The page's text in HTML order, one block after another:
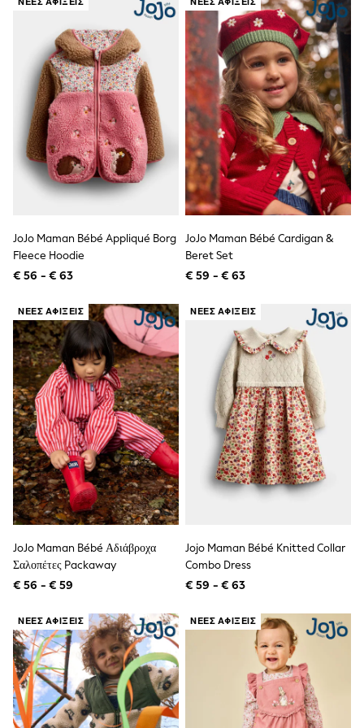
Sandals & Sliders
Rash Vests
Sun Safe Swimwear
Sun Hats & Caps
Shop All Footwear
New In
Trainers
Pram Shoes
School Shoes
Slippers
Boots
Wellies
Wide Fit
Trousers
Shorts
Shirts
Knitwear & Jumpers
Boys Shoes
Coats & Jackets
Sports & Swimwear
School Bags
Stationery
Underwear & Socks
All Occasionwear
Communion
Wedding
Shirts
Trousers
Shoes
Suit Jackets
Suit Trousers
Ties
New In
Pyjamas
Socks
All Accessories
New In
Bags
Hats
Denim Jackets
Raincoats
Waterproof
JoJo Maman Bébé Appliqué Borg
Fleece Hoodie
€ 56 - € 63
JoJo Maman Bébé Cardigan &
Beret Set
€ 59 - € 63
ΝΈΕΣ ΑΦΊΞΕΙΣ
JoJo Maman Bébé Αδιάβροχα
Σαλοπέτες Packaway
€ 56 - € 59
ΝΈΕΣ ΑΦΊΞΕΙΣ
Jojo Maman Bébé Knitted Collar
Combo Dress
€ 59 - € 63
ΝΈΕΣ ΑΦΊΞΕΙΣ ΝΈΕΣ ΑΦΊΞΕΙΣ